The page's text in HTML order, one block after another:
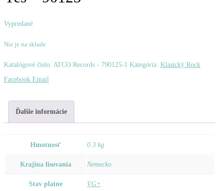
And
Vypredané
Nie je na sklade
Katalógové číslo: ATCO Records - 790125-1 Kategória: Klasický Rock
Zdieľať
Facebook Email
Ďalšie informácie
Hmotnosť 0.3 kg
Krajina lisovania Nemecko
Stav platne VG+